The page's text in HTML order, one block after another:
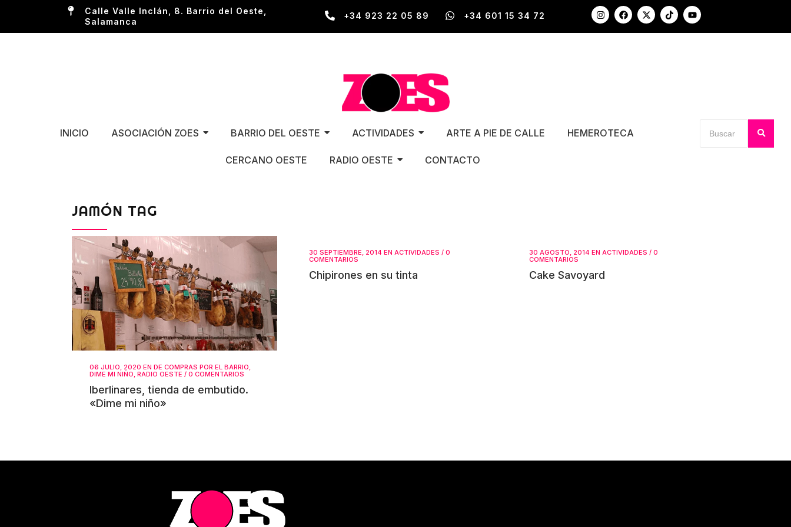
Calle Valle Inclán, 8. Barrio del Oeste,
Salamanca
+34 923 22 05 89 +34 601 15 34 72
INICIO ASOCIACIÓN ZOES BARRIO DEL OESTE ACTIVIDADES ARTE A PIE DE CALLE HEMEROTECA
CERCANO OESTE RADIO OESTE CONTACTO
JAMÓN TAG
06 JULIO, 2020 EN DE COMPRAS POR EL BARRIO,
DIME MI NIÑO, RADIO OESTE / 0 COMENTARIOS
Iberlinares, tienda de embutido.
«Dime mi niño»
30 SEPTIEMBRE, 2014 EN ACTIVIDADES / 0
COMENTARIOS
Chipirones en su tinta
30 AGOSTO, 2014 EN ACTIVIDADES / 0
COMENTARIOS
Cake Savoyard